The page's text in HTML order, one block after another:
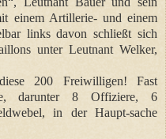
einem Artillerie- und einem
links davon schließt sich
unter Leutnant Welker,
200 Freiwilligen! Fast
darunter 8 Offiziere, 6
in der Haupt-sache